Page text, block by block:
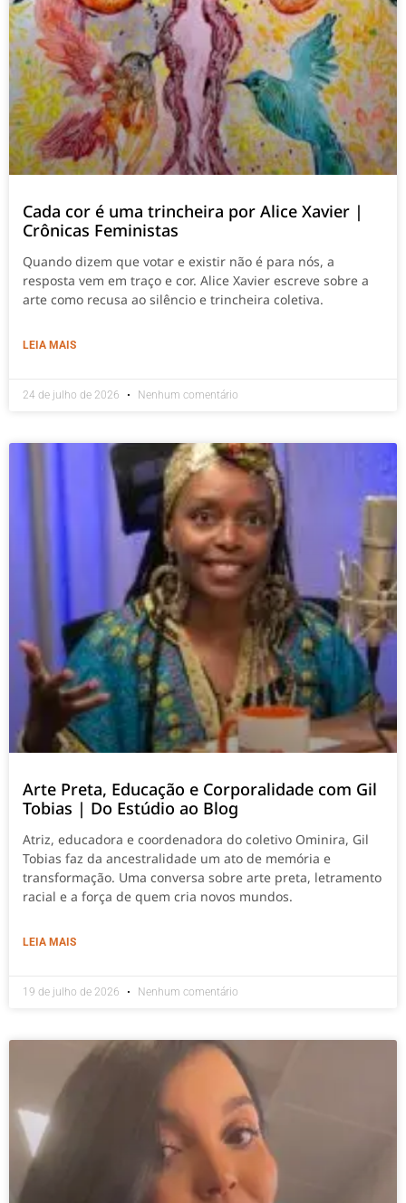
Cada cor é uma trincheira por Alice Xavier |
Crônicas Feministas
Quando dizem que votar e existir não é para nós, a
resposta vem em traço e cor. Alice Xavier escreve sobre a
arte como recusa ao silêncio e trincheira coletiva.
LEIA MAIS
24 de julho de 2026 Nenhum comentário
Arte Preta, Educação e Corporalidade com Gil
Tobias | Do Estúdio ao Blog
Atriz, educadora e coordenadora do coletivo Ominira, Gil
Tobias faz da ancestralidade um ato de memória e
transformação. Uma conversa sobre arte preta, letramento
racial e a força de quem cria novos mundos.
LEIA MAIS
19 de julho de 2026 Nenhum comentário